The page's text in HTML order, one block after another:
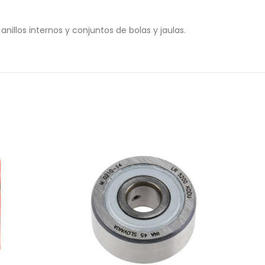
internos y conjuntos de bolas y jaulas.